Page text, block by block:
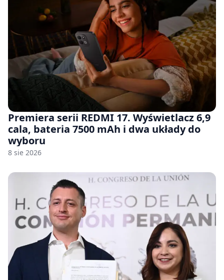
Premiera serii REDMI 17. Wyświetlacz 6,9
cala, bateria 7500 mAh i dwa układy do
wyboru
8 sie 2026